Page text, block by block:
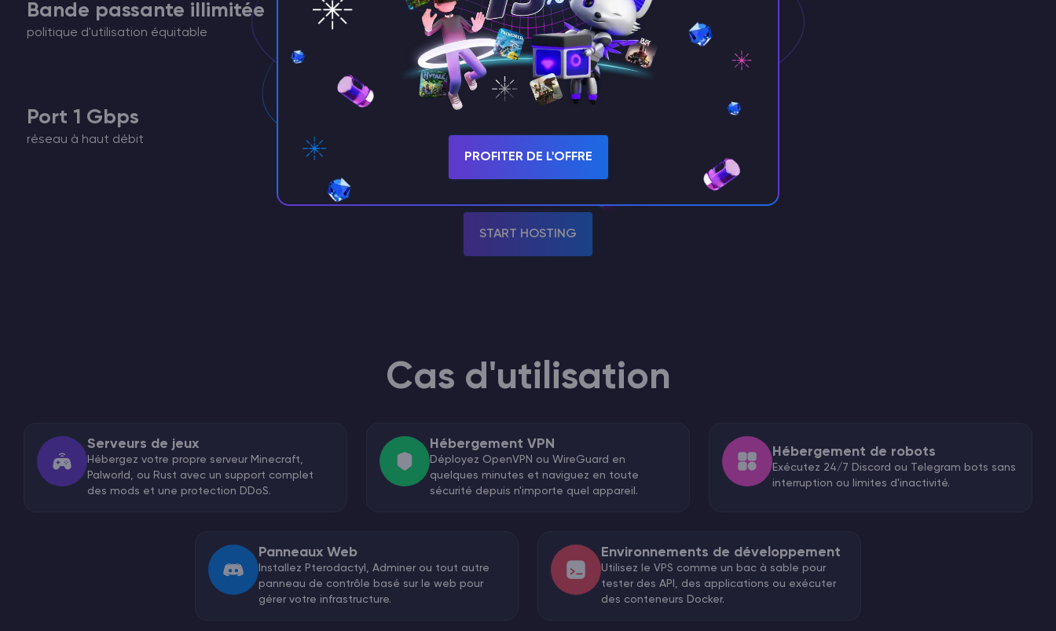
Bande passante illimitée
politique d'utilisation équitable
Plusieurs OS Linux
Ubuntu, Debian, CentOS
Port 1 Gbps
réseau à haut débit contrôle automatisé du VPS
START HOSTING
Cas d'utilisation
Serveurs de jeux
Hébergez votre propre serveur Minecraft,
Palworld, ou Rust avec un support complet
des mods et une protection DDoS.
Hébergement VPN
Déployez OpenVPN ou WireGuard en
quelques minutes et naviguez en toute
sécurité depuis n'importe quel appareil.
Hébergement de robots
Exécutez 24/7 Discord ou Telegram bots sans
interruption ou limites d'inactivité.
Panneaux Web
Installez Pterodactyl, Adminer ou tout autre
panneau de contrôle basé sur le web pour
gérer votre infrastructure.
Environnements de développement
Utilisez le VPS comme un bac à sable pour
tester des API, des applications ou exécuter
des conteneurs Docker.
PROFITER DE L'OFFRE